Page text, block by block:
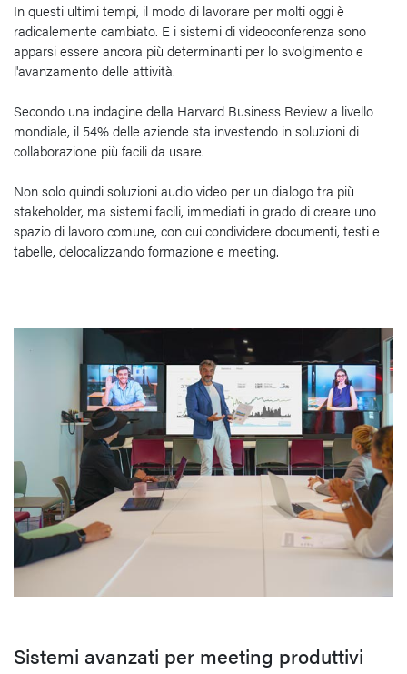
In questi ultimi tempi, il modo di lavorare per molti oggi è
radicalemente cambiato. E i sistemi di videoconferenza sono
apparsi essere ancora più determinanti per lo svolgimento e
l'avanzamento delle attività.
Secondo una indagine della Harvard Business Review a livello
mondiale, il 54% delle aziende sta investendo in soluzioni di
collaborazione più facili da usare.
Non solo quindi soluzioni audio video per un dialogo tra più
stakeholder, ma sistemi facili, immediati in grado di creare uno
spazio di lavoro comune, con cui condividere documenti, testi e
tabelle, delocalizzando formazione e meeting.
Sistemi avanzati per meeting produttivi